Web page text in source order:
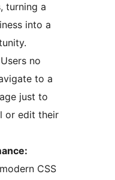
turning a
into a
Users no
to a
just to
or edit their
CSS